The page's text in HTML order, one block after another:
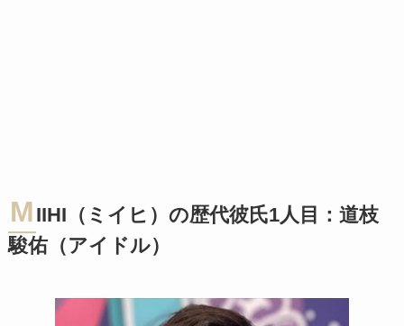
M IIHI（ミイヒ）の歴代彼氏1人目：道枝
駿佑（アイドル）